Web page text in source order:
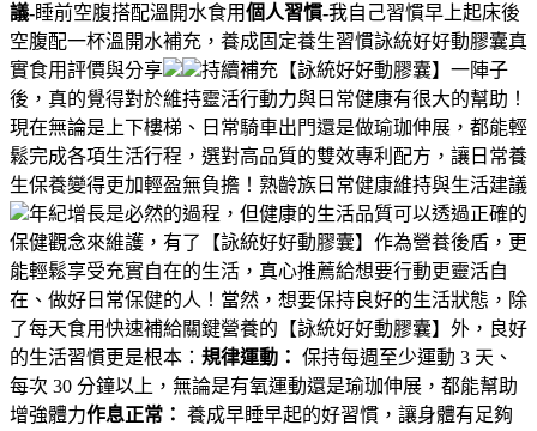
議-睡前空腹搭配溫開水食用個人習慣-我自己習慣早上起床後
空腹配一杯溫開水補充，養成固定養生習慣詠統好好動膠囊真
實食用評價與分享
持續補充【詠統好好動膠囊】一陣子
後，真的覺得對於維持靈活行動力與日常健康有很大的幫助！
現在無論是上下樓梯、日常騎車出門還是做瑜珈伸展，都能輕
鬆完成各項生活行程，選對高品質的雙效專利配方，讓日常養
生保養變得更加輕盈無負擔！熟齡族日常健康維持與生活建議
年紀增長是必然的過程，但健康的生活品質可以透過正確的
保健觀念來維護，有了【詠統好好動膠囊】作為營養後盾，更
能輕鬆享受充實自在的生活，真心推薦給想要行動更靈活自
在、做好日常保健的人！當然，想要保持良好的生活狀態，除
了每天食用快速補給關鍵營養的【詠統好好動膠囊】外，良好
的生活習慣更是根本： 規律運動： 保持每週至少運動 3 天、
每次 30 分鐘以上，無論是有氧運動還是瑜珈伸展，都能幫助
增強體力作息正常： 養成早睡早起的好習慣，讓身體有足夠